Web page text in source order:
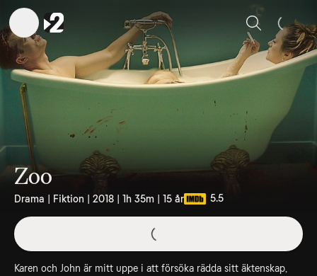
Sök
Zoo
Drama | Fiktion | 2018 | 1h 35m | 15 år 5.5
Karen och John är mitt uppe i att försöka rädda sitt äktenskap,